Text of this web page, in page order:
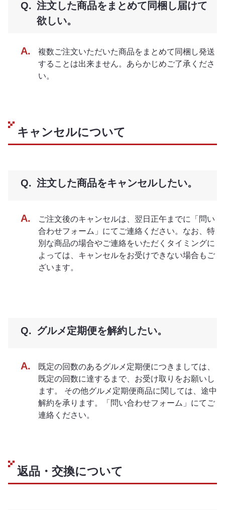
注文した商品をまとめて同梱し届けて
欲しい。
複数ご注文いただいた商品をまとめて同梱し発送
することは出来ません。あらかじめご了承くださ
い。
キャンセルについて
注文した商品をキャンセルしたい。
ご注文後のキャンセルは、翌日正午までに「問い
合わせフォーム」にてご連絡ください。なお、特
別な商品の場合やご連絡をいただくタイミングに
よっては、キャンセルをお受けできない場合もご
ざいます。
グルメ定期便を解約したい。
既定の回数のあるグルメ定期便につきましては、
既定の回数に達するまで、お受け取りをお願いし
ます。 その他グルメ定期便商品に関しては、途中
解約を承ります。「問い合わせフォーム」にてご
連絡ください。
返品・交換について